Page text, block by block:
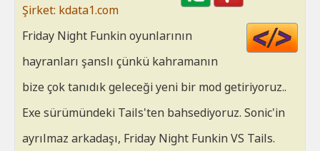
Şirket: kdata1.com
Friday Night Funkin oyunlarının
hayranları şanslı çünkü kahramanın
bize çok tanıdık geleceği yeni bir mod getiriyoruz..
Exe sürümündeki Tails'ten bahsediyoruz. Sonic'in
ayrılmaz arkadaşı, Friday Night Funkin VS Tails.